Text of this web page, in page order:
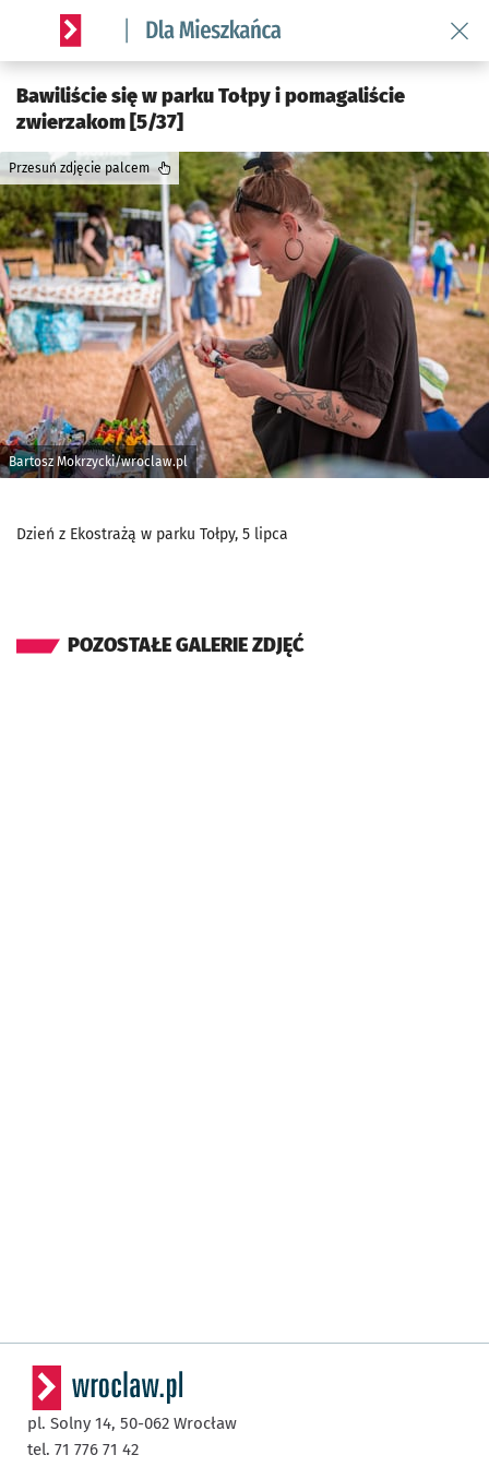
Serwis informacyjny wroclaw.pl podserwis: Dla mieszkańca
Bawiliście się w parku Tołpy i pomagaliście
zwierzakom [5/37]
Bartosz Mokrzycki/wroclaw.pl
Przesuń zdjęcie palcem
Dzień z Ekostrażą w parku Tołpy, 5 lipca
POZOSTAŁE GALERIE ZDJĘĆ
pl. Solny 14, 50-062 Wrocław
tel. 71 776 71 42